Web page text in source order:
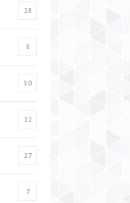
28
8
50
12
27
7